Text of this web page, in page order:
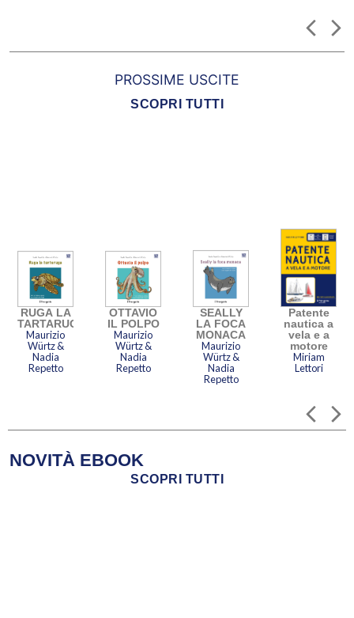
PROSSIME USCITE
SCOPRI TUTTI
RUGA LA
TARTARUGA
Maurizio
Würtz &
Nadia
Repetto
OTTAVIO
IL POLPO
Maurizio
Würtz &
Nadia
Repetto
SEALLY
LA FOCA
MONACA
Maurizio
Würtz &
Nadia
Repetto
Patente
nautica a
vela e a
motore
Miriam
Lettori
NOVITÀ EBOOK
SCOPRI TUTTI